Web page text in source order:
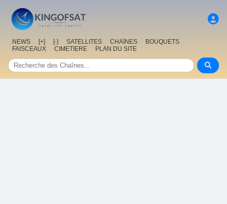
NEWS [+] [-] SATELLITES CHAîNES
BOUQUETS
FAISCEAUX
CIMETIERE PLAN DU SITE